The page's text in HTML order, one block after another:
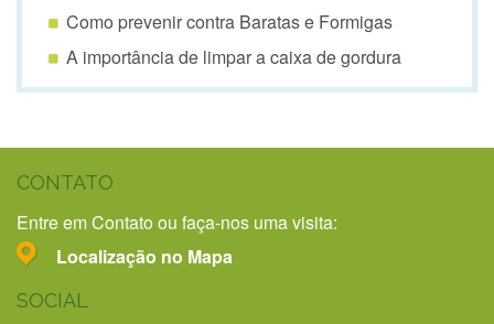
Como prevenir contra Baratas e Formigas
A importância de limpar a caixa de gordura
CONTATO
Entre em Contato ou faça-nos uma visita:
Localização no Mapa
SOCIAL